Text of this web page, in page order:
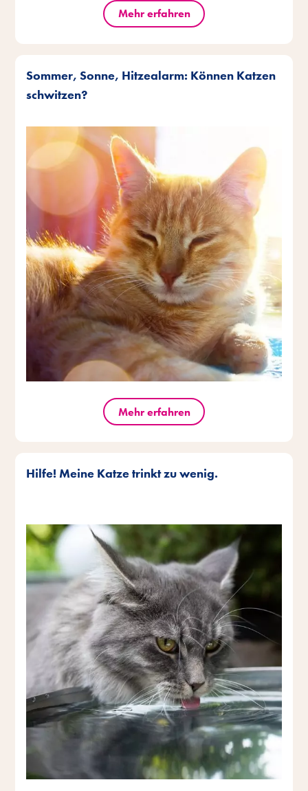
Mehr erfahren
Sommer, Sonne, Hitzealarm: Können Katzen
schwitzen?
Mehr erfahren
Hilfe! Meine Katze trinkt zu wenig.